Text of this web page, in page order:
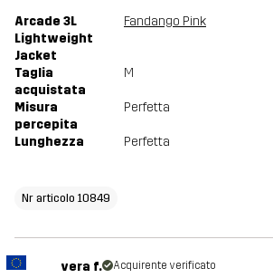
Arcade 3L
Lightweight
Jacket
Fandango Pink
Taglia
acquistata
M
Misura
percepita
Perfetta
Lunghezza Perfetta
Nr articolo 10849
vera f. Acquirente verificato